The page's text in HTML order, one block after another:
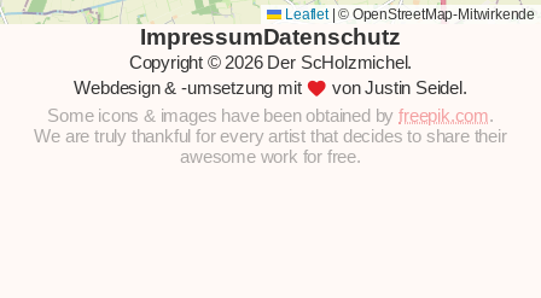
Leaflet © OpenStreetMap-Mitwirkende
ImpressumDatenschutz
Copyright © 2026 Der ScHolzmichel.
Webdesign & -umsetzung mit favorite von Justin Seidel.
Some icons & images have been obtained byfreepik.com.
We are truly thankful for every artist that decides to share their
awesome work for free.